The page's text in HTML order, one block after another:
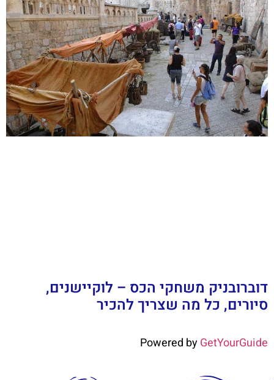
דוברובניק משחקי הכס – לוקיישנים,
סיורים, כל מה שצריך להכיר
Powered byGetYourGuide